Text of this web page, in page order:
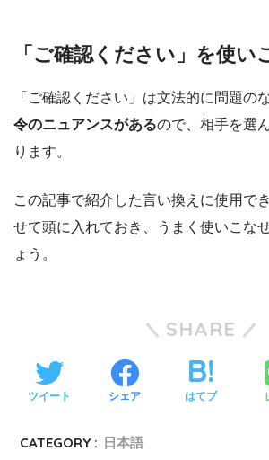
「ご確認ください」を使い
「ご確認ください」は文法的に問題の
令のニュアンスがあるので、相手を選
ります。
この記事で紹介した言い換えに使用で
せて頭に入れておき、うまく使いこな
ょう。
SHARE
ツイート シェア はてブ
CATEGORY : 日本語